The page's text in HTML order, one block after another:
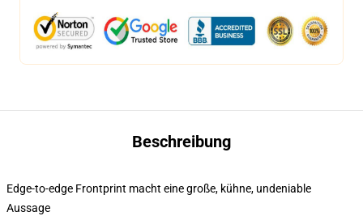
Beschreibung
Edge-to-edge Frontprint macht eine große, kühne, undeniable
Aussage